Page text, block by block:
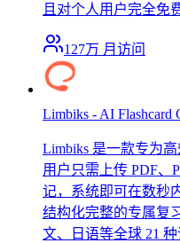
且对个人用户完全免
127万 月访问
Limbiks - AI Flashcard
Limbiks 是一款专为
用户只需上传 PDF、
记，系统即可在数秒
结构化完整的专属复
文、日语等全球 21